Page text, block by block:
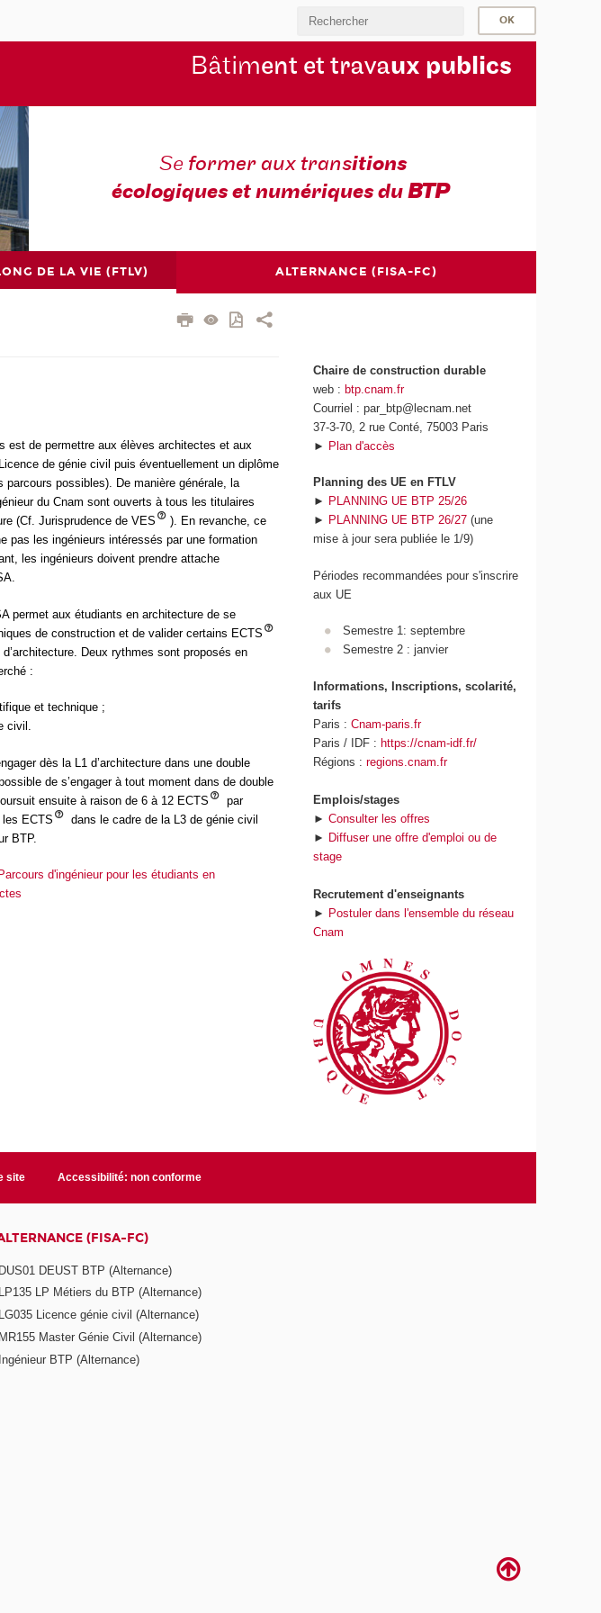
Bâtiment et travaux publics
Se former aux transitions
écologiques et numériques duBTP
DE LA VIE (FTLV) ALTERNANCE (FISA-FC)
est de permettre aux élèves architectes et aux
de génie civil puis éventuellement un diplôme
parcours possibles). De manière générale, la
du Cnam sont ouverts à tous les titulaires
(Cf. Jurisprudence de VES
). En revanche, ce
pas les ingénieurs intéressés par une formation
les ingénieurs doivent prendre attache
permet aux étudiants en architecture de se
de construction et de valider certains ECTS
Deux rythmes sont proposés en
:
et technique ;
civil.
dès la L1 d’architecture dans une double
de s’engager à tout moment dans de double
ensuite à raison de 6 à 12 ECTS
par
ECTS
dans le cadre de la L3 de génie civil
BTP.
Parcours d'ingénieur pour les étudiants en
Chaire de construction durable
web :btp.cnam.fr
Courriel : par_btp@lecnam.net
37-3-70, 2 rue Conté, 75003 Paris
► Plan d'accès
Planning des UE en FTLV
► PLANNING UE BTP 25/26
► PLANNING UE BTP 26/27 (une
mise à jour sera publiée le 1/9)
Périodes recommandées pour s'inscrire
aux UE
Semestre 1: septembre
Semestre 2 : janvier
Informations, Inscriptions, scolarité,
tarifs
Paris :Cnam-paris.fr
Paris / IDF :https://cnam-idf.fr/
Régions :regions.cnam.fr
Emplois/stages
►Consulter les offres
► Diffuser une offre d'emploi ou de
stage
Recrutement d'enseignants
► Postuler dans l'ensemble du réseau
Cnam
site Accessibilité: non conforme
(FISA-FC)
DUS01 DEUST BTP (Alternance)
LP135 LP Métiers du BTP (Alternance)
LG035 Licence génie civil (Alternance)
MR155 Master Génie Civil (Alternance)
Ingénieur BTP (Alternance)